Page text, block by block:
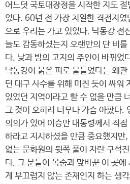
어느덧 국토대장정을 시작한 지도
었다. 60년 전 가장 치열한 격전지였
으로 우리는 가고 있었다. 낙동강 전
늘도 감동하셨는지 오랜만의 단 비
다. 낮과 밤의 고지의 주인이 바뀌었
낙동강이 붉은 피로 물들었다는 왜
던 대구 사수를 위해 미친 듯이 싸워
있었던 지역이라고 할 수 없을 만큼
그 것이 오히려 너무나 가슴 아팠다.
의의가 있어 이승만 대통령께서 직
하라고 지시하셨을 만큼 중요했지만
없는 문화원의 뒷쪽 풀이 자란 구석
다. 그 분들이 목숨과 맞바꾼 이 곳에
게 부끄럽지 않는 존재인지 하는 생